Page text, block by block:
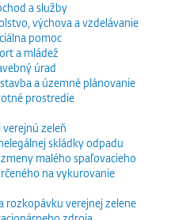
a služby
výchova a vzdelávanie
pomoc
a mládež
úrad
a územné plánovanie
prostredie
zeleň
skládky odpadu
malého spaľovacieho
na vykurovanie
rozkopávku verejnej zelene